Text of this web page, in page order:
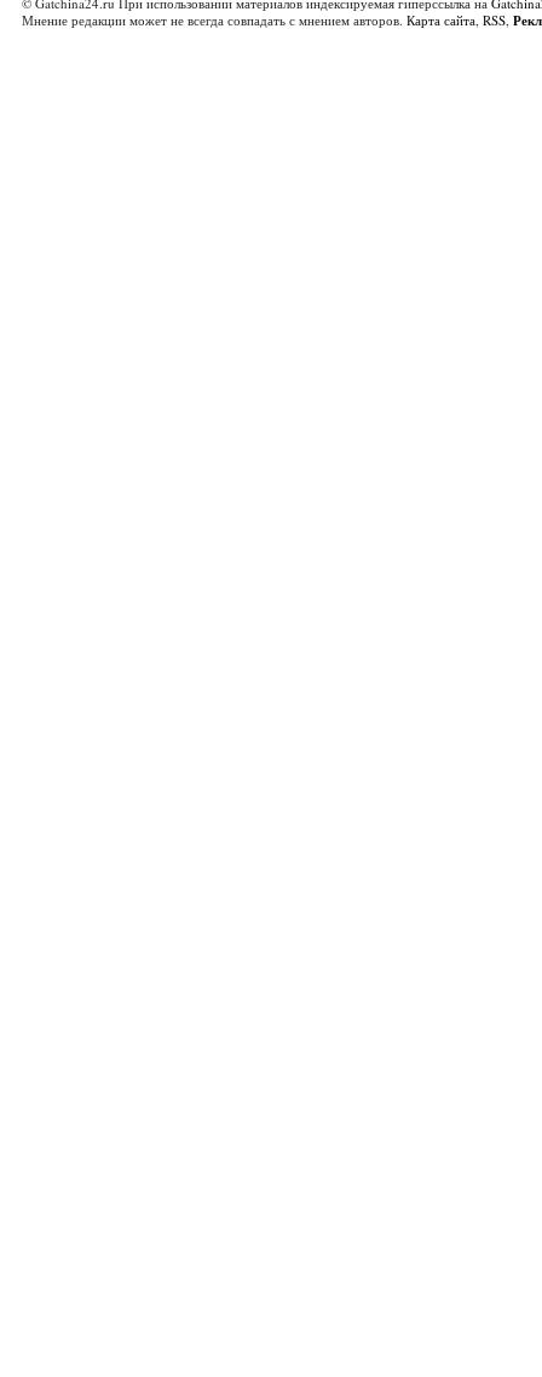
Мнение редакции может не всегда совпадать с мнением авторов. Карта сайта, RSS,